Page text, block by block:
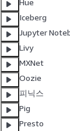
Hue
Iceberg
Jupyter
Livy
MXNet
Oozie
피닉스
Pig
Presto